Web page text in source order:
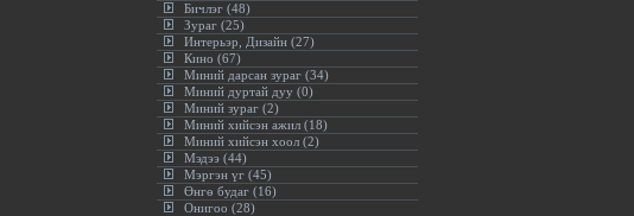
Бичлэг (48)
Зураг (25)
Интерьэр, Дизайн (27)
Кино (67)
Миний дарсан зураг (34)
Миний дуртай дуу (0)
Миний зураг (2)
Миний хийсэн ажил (18)
Миний хийсэн хоол (2)
Мэдээ (44)
Мэргэн үг (45)
Өнгө будаг (16)
Онигоо (28)